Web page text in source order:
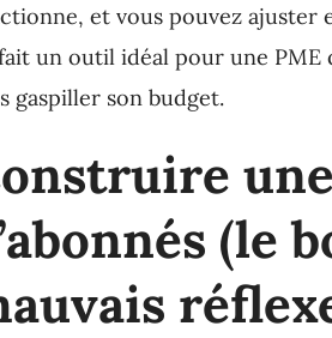
et vous pouvez ajuster
un outil idéal pour une
gaspiller son budget.
(le